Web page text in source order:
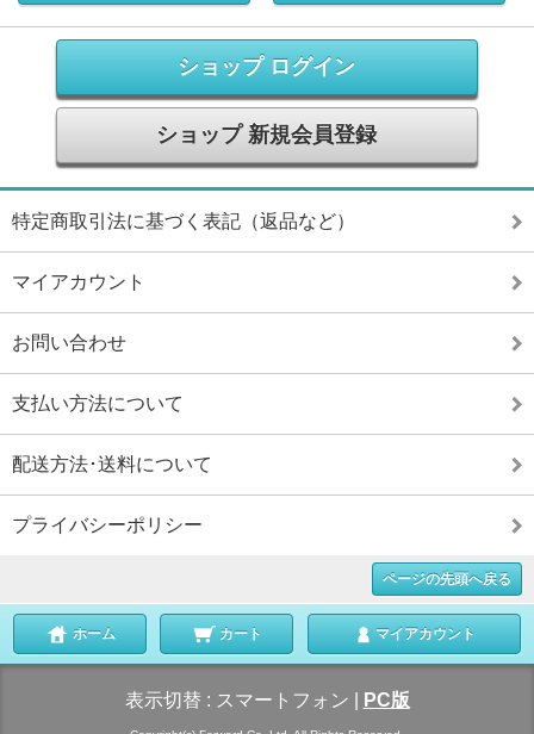
ショップ ログイン
ショップ 新規会員登録
特定商取引法に基づく表記（返品など）
マイアカウント
お問い合わせ
支払い方法について
配送方法･送料について
プライバシーポリシー
ページの先頭へ戻る
ホーム カート マイアカウント
表示切替 : スマートフォン PC版